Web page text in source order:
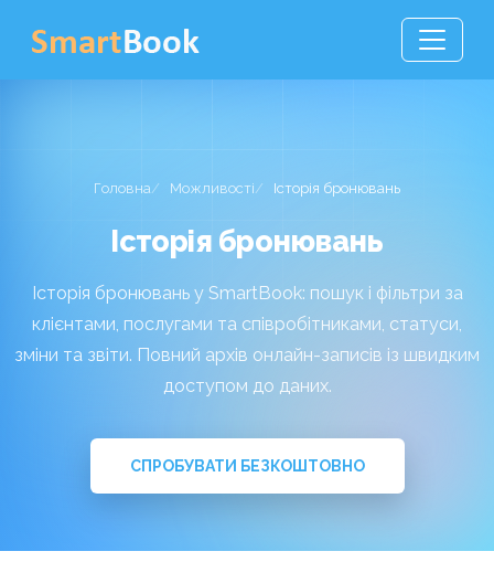
Головна Можливості Історія бронювань
Історія бронювань
Історія бронювань у SmartBook: пошук і фільтри за
клієнтами, послугами та співробітниками, статуси,
зміни та звіти. Повний архів онлайн-записів із швидким
доступом до даних.
СПРОБУВАТИ БЕЗКОШТОВНО